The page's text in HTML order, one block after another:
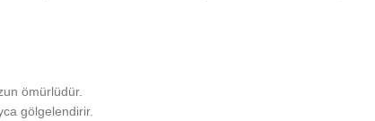
ömürlüdür.
gölgelendirir.